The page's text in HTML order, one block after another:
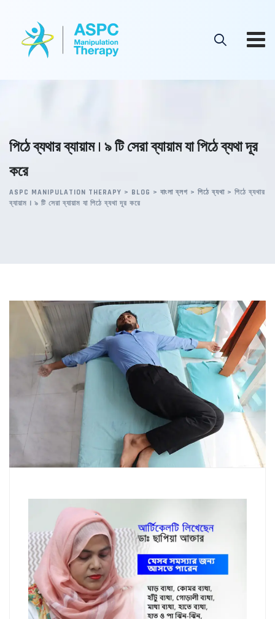
content
পিঠে ব্যথার ব্যায়াম | ৯ টি সেরা ব্যায়াম যা পিঠে ব্যথা দূর
করে
ASPC MANIPULATION THERAPY > BLOG > বাংলা ব্লগ > পিঠে ব্যথা > পিঠে ব্যথার
ব্যায়াম | ৯ টি সেরা ব্যায়াম যা পিঠে ব্যথা দূর করে